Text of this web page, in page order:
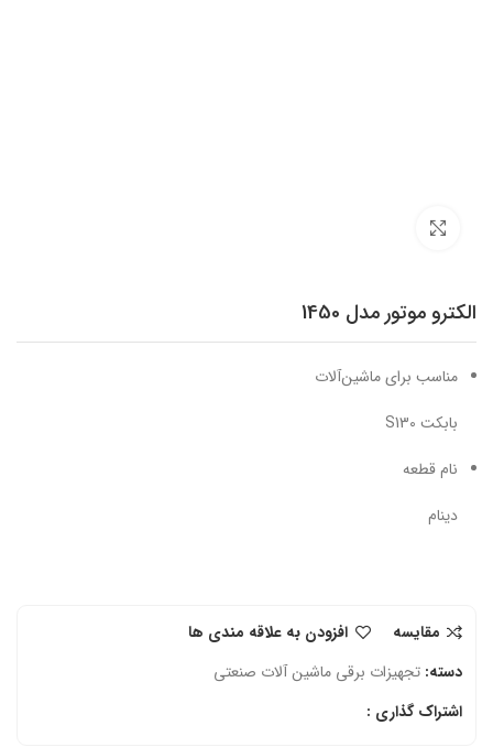
الکترو موتور مدل 1450
مناسب برای ماشین‌آلات
بابکت S130
نام قطعه
دینام
مقایسه
افزودن به علاقه مندی ها
دسته: تجهیزات برقی ماشین آلات صنعتی
اشتراک گذاری :